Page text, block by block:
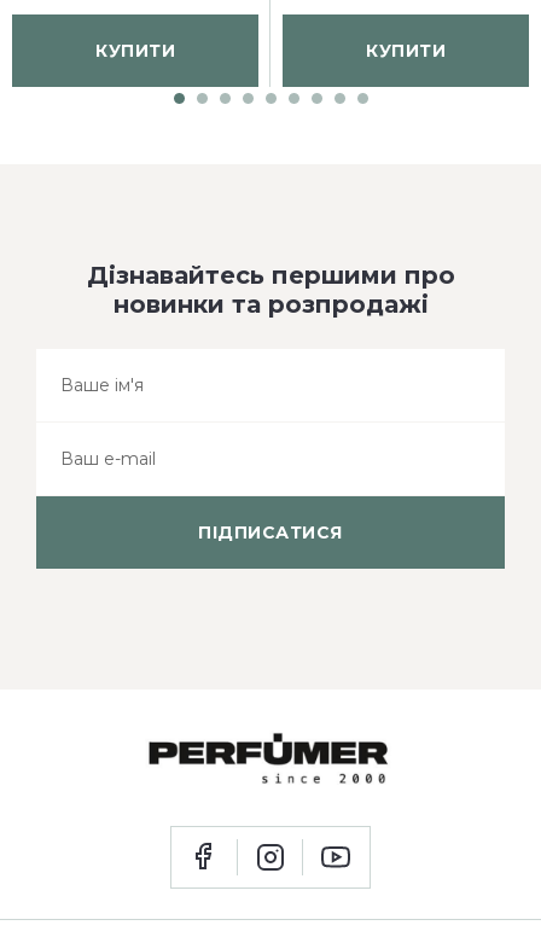
КУПИТИ КУПИТИ
Дізнавайтесь першими про
новинки та розпродажі
ПІДПИСАТИСЯ